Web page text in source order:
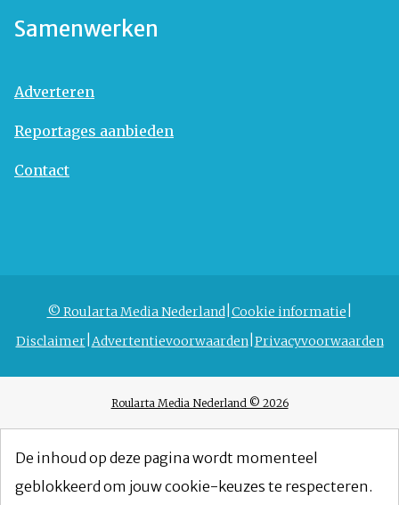
Samenwerken
Adverteren
Reportages aanbieden
Contact
© Roularta Media Nederland Cookie informatie
Disclaimer Advertentievoorwaarden Privacyvoorwaarden
Roularta Media Nederland © 2026
De inhoud op deze pagina wordt momenteel
geblokkeerd om jouw cookie-keuzes te respecteren.